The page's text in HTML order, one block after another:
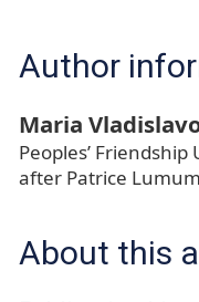
Author
Maria
Peoples’
after Patrice
About this